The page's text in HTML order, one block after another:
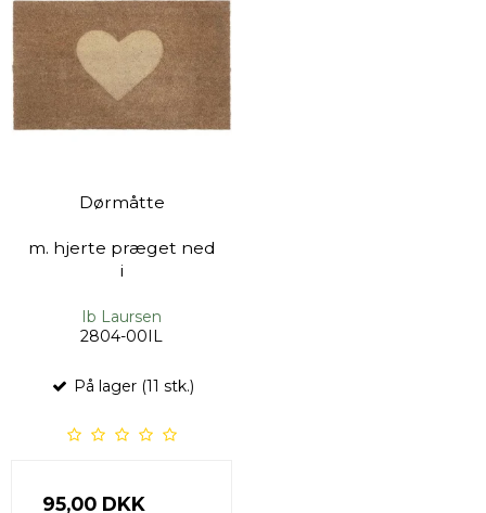
Dørmåtte
m. hjerte præget ned
i
Ib Laursen
2804-00IL
På lager (11 stk.)
95,00 DKK